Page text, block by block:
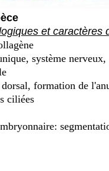
et caractères
système
formation de
ciliées